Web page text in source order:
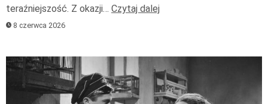
teraźniejszość. Z okazji… Czytaj dalej
8 czerwca 2026
Odtwarzacz
plików
dźwiękowych